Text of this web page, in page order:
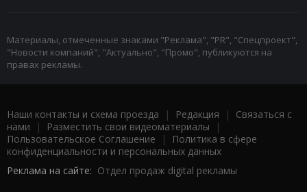
Материалы, отмеченные знаками "Реклама", "PR", "Спецпроект",
"Новости компаний", "Актуально", "Промо", публикуются на
правах рекламы.
Наши контакты и схема проезда | Редакция | Связаться с
нами | Разместить свои видеоматериалы |
Пользовательское Соглашение |
Политика в сфере
конфиденциальности и персональных данных
Реклама на сайте: Отдел продаж digital рекламы